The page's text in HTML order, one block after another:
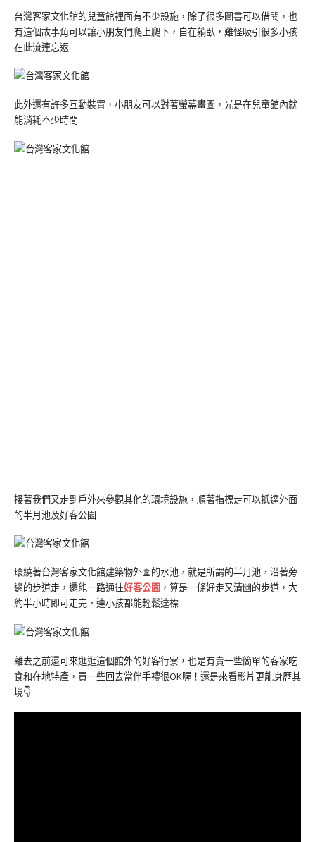
台灣客家文化館的兒童館裡面有不少設施，除了很多圖書可以借閱，也
有這個故事角可以讓小朋友們爬上爬下，自在躺臥，難怪吸引很多小孩
在此流連忘返
此外還有許多互動裝置，小朋友可以對著螢幕畫圖，光是在兒童館內就
能消耗不少時間
接著我們又走到戶外來參觀其他的環境設施，順著指標走可以抵達外面
的半月池及好客公園
環繞著台灣客家文化館建築物外圍的水池，就是所謂的半月池，沿著旁
邊的步道走，還能一路通往好客公園 ，算是一條好走又清幽的步道，大
約半小時即可走完，連小孩都能輕鬆達標
離去之前還可來逛逛這個館外的好客行寮，也是有賣一些簡單的客家吃
食和在地特產，買一些回去當伴手禮很OK喔！還是來看影片更能身歷其
境👇